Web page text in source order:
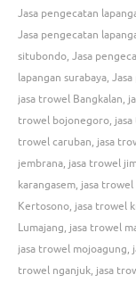
Jasa pengecatan
Jasa pengecatan
situbondo, Jasa
lapangan surabaya,
jasa trowel Bangkalan,
trowel bojonegoro,
trowel caruban, jasa
jembrana, jasa trowel
karangasem, jasa
Kertosono, jasa trowel
Lumajang, jasa trowel
jasa trowel mojoagung,
trowel nganjuk, jasa